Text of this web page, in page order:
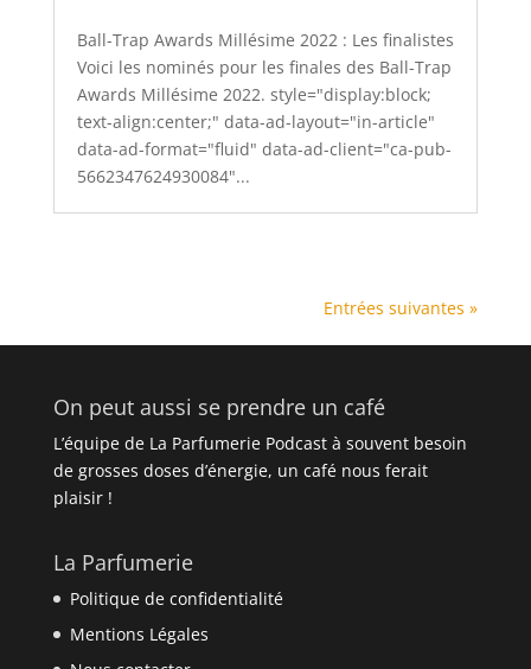
Ball-Trap Awards Millésime 2022 : Les finalistes
Voici les nominés pour les finales des Ball-Trap
Awards Millésime 2022. style="display:block;
text-align:center;" data-ad-layout="in-article"
data-ad-format="fluid" data-ad-client="ca-pub-
5662347624930084"...
Entrées suivantes »
On peut aussi se prendre un café
L’équipe de La Parfumerie Podcast à souvent besoin
de grosses doses d’énergie, un café nous ferait
plaisir !
La Parfumerie
Politique de confidentialité
Mentions Légales